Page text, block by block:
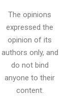
The opinions
expressed the
opinion of its
authors only, and
do not bind
anyone to their
content.